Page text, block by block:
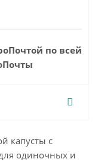
по всей
капусты с
одиночных и